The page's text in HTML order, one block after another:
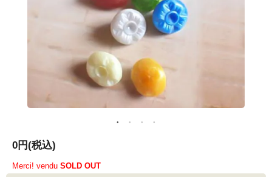
0円(税込)
Merci! vendu SOLD OUT